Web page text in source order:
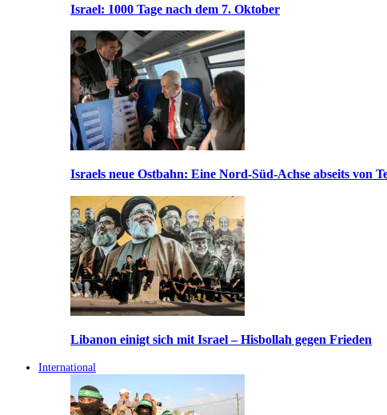
Israel: 1000 Tage nach dem 7. Oktober
Israels neue Ostbahn: Eine Nord-Süd-Achse abseits von
Libanon einigt sich mit Israel – Hisbollah gegen Frieden
International